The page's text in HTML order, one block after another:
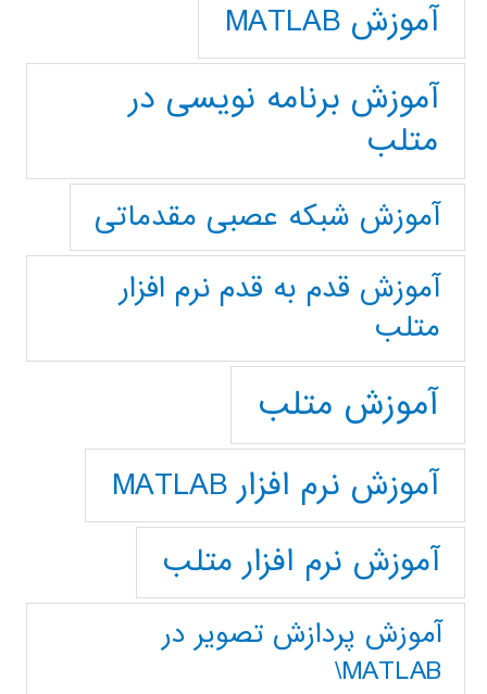
آموزش MATLAB
آموزش برنامه نویسی در
متلب
آموزش شبکه عصبی مقدماتی
آموزش قدم به قدم نرم افزار
متلب
آموزش متلب
آموزش نرم افزار MATLAB
آموزش نرم افزار متلب
آموزش پردازش تصوير در
MATLAB\